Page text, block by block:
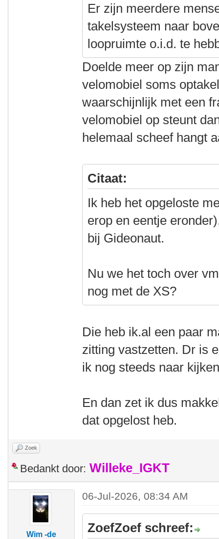
Er zijn meerdere
takelsysteem naar
loopruimte o.i.d. te
Doelde meer op zijn
velomobiel soms
waarschijnlijk met een
velomobiel op steunt
helemaal scheef hangt
Citaat:
Ik heb het opgeloste
erop en eentje
bij Gideonaut.
Nu we het toch over
nog met de XS?
Die heb ik.al een paar
zitting vastzetten. Dr is
ik nog steeds naar
En dan zet ik dus
dat opgelost heb.
Zoek
Bedankt door: Willeke_IGKT
Wim -de
06-Jul-2026, 08:34 AM
ZoefZoef schreef: